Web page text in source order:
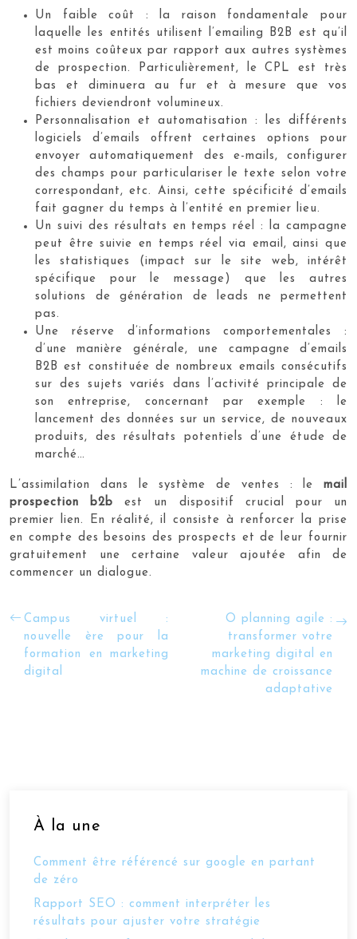
Un faible coût : la raison fondamentale pour
laquelle les entités utilisent l’emailing B2B est qu’il
est moins coûteux par rapport aux autres systèmes
de prospection. Particulièrement, le CPL est très
bas et diminuera au fur et à mesure que vos
fichiers deviendront volumineux.
Personnalisation et automatisation : les différents
logiciels d’emails offrent certaines options pour
envoyer automatiquement des e-mails, configurer
des champs pour particulariser le texte selon votre
correspondant, etc. Ainsi, cette spécificité d’emails
fait gagner du temps à l’entité en premier lieu.
Un suivi des résultats en temps réel : la campagne
peut être suivie en temps réel via email, ainsi que
les statistiques (impact sur le site web, intérêt
spécifique pour le message) que les autres
solutions de génération de leads ne permettent
pas.
Une réserve d’informations comportementales :
d’une manière générale, une campagne d’emails
B2B est constituée de nombreux emails consécutifs
sur des sujets variés dans l’activité principale de
son entreprise, concernant par exemple : le
lancement des données sur un service, de nouveaux
produits, des résultats potentiels d’une étude de
marché…
L’assimilation dans le système de ventes : le mail
prospection b2b est un dispositif crucial pour un
premier lien. En réalité, il consiste à renforcer la prise
en compte des besoins des prospects et de leur fournir
gratuitement une certaine valeur ajoutée afin de
commencer un dialogue.
Campus virtuel :
nouvelle ère pour la
formation en marketing
digital
O planning agile :
transformer votre
marketing digital en
machine de croissance
adaptative
À la une
Comment être référencé sur google en partant
de zéro
Rapport SEO : comment interpréter les
résultats pour ajuster votre stratégie